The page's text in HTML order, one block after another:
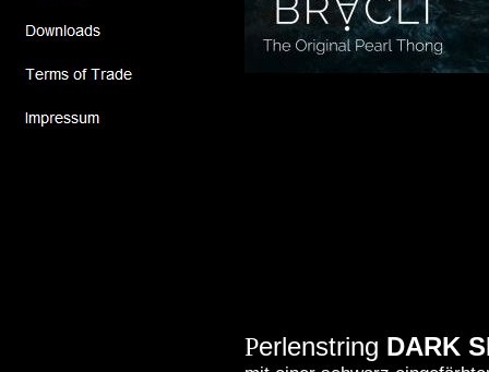
Perlenstring DARK